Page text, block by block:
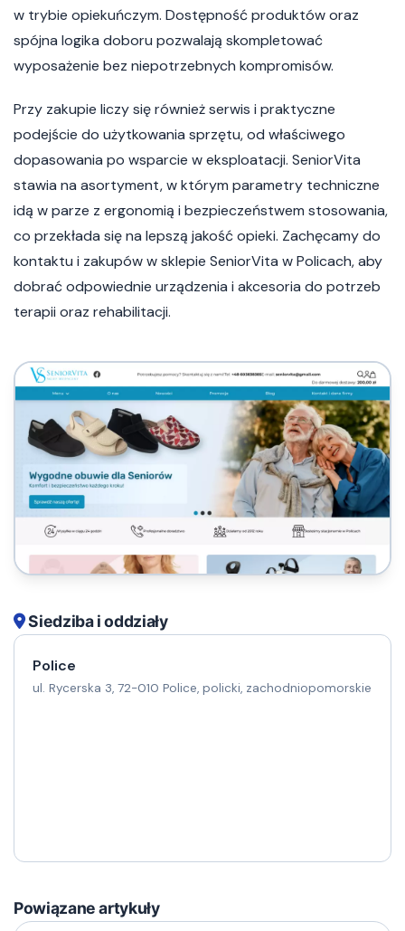
w trybie opiekuńczym. Dostępność produktów oraz
spójna logika doboru pozwalają skompletować
wyposażenie bez niepotrzebnych kompromisów.
Przy zakupie liczy się również serwis i praktyczne
podejście do użytkowania sprzętu, od właściwego
dopasowania po wsparcie w eksploatacji. SeniorVita
stawia na asortyment, w którym parametry techniczne
idą w parze z ergonomią i bezpieczeństwem stosowania,
co przekłada się na lepszą jakość opieki. Zachęcamy do
kontaktu i zakupów w sklepie SeniorVita w Policach, aby
dobrać odpowiednie urządzenia i akcesoria do potrzeb
terapii oraz rehabilitacji.
Siedziba i oddziały
Police
ul. Rycerska 3, 72-010 Police, policki, zachodniopomorskie
Powiązane artykuły